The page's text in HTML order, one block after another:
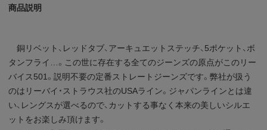
商品説明
銅リベット、レッドタブ、アーキュエットステッチ、5ポケット、ボ
タンフライ…。この世に存在する全てのジーンズの原点がこのリー
バイス501。説明不要の定番ストレートジーンズです。弊社が扱う
のはリーバイ・ストラウス社のUSAライン。ジャパンラインとは違
い、レングスが選べるので、カットする事なく本来の美しいシルエ
ットをお楽しみ頂けます。